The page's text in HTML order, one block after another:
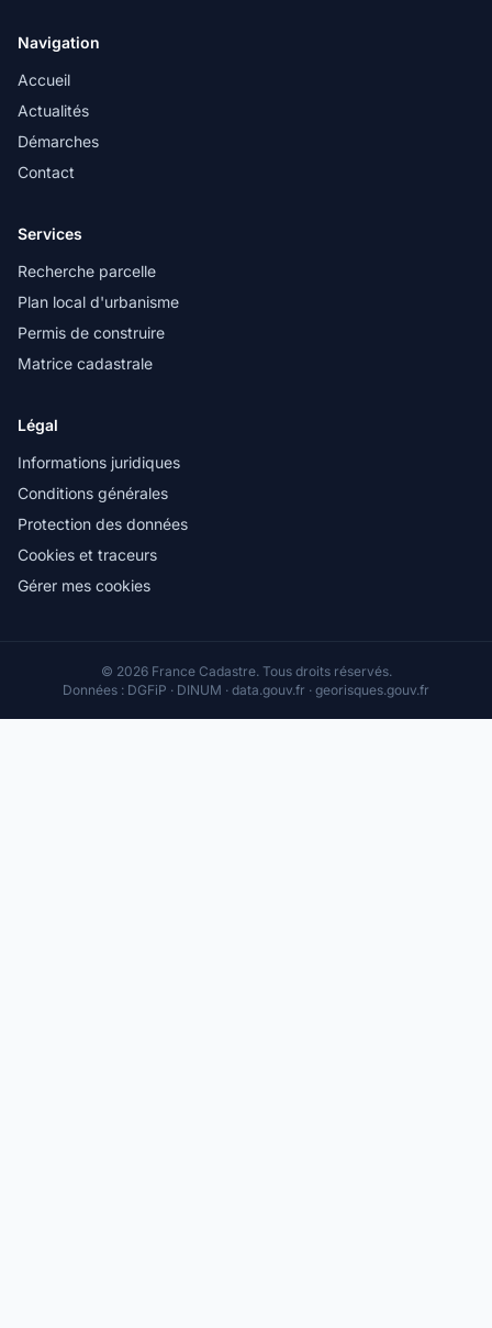
Navigation
Accueil
Actualités
Démarches
Contact
Services
Recherche parcelle
Plan local d'urbanisme
Permis de construire
Matrice cadastrale
Légal
Informations juridiques
Conditions générales
Protection des données
Cookies et traceurs
Gérer mes cookies
© 2026 France Cadastre. Tous droits réservés.
Données : DGFiP · DINUM · data.gouv.fr · georisques.gouv.fr